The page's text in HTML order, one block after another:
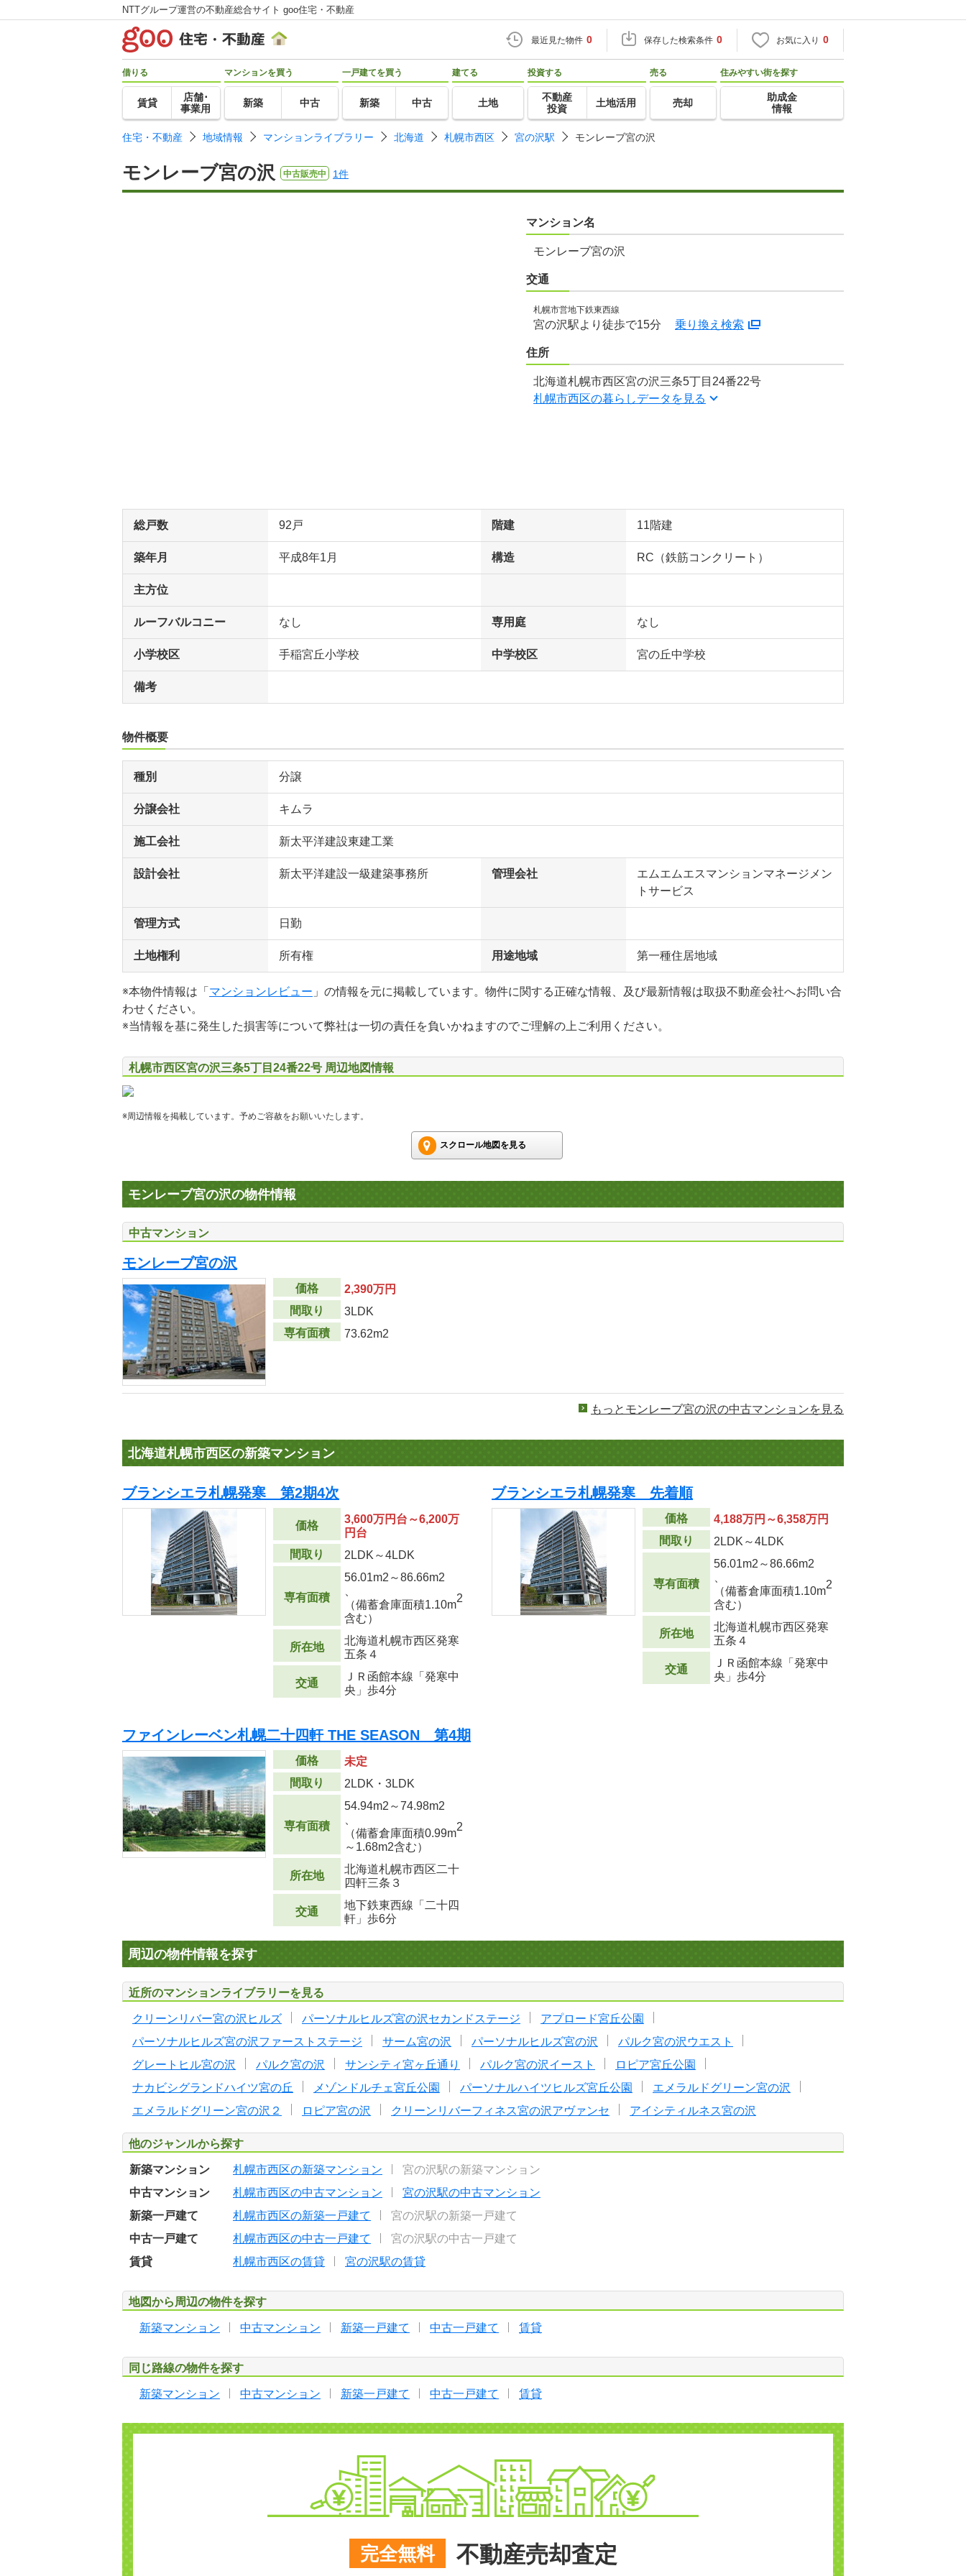
NTTグループ運営の不動産総合サイト goo住宅・不動産
最近見た物件 0 保存した検索条件 0 お気に入り 0
借りる
賃貸
店舗･
事業用
マンションを買う
新築 中古
一戸建てを買う
新築 中古
建てる
土地
投資する
不動産
投資
土地活用
売る
売却
住みやすい街を探す
助成金
情報
住宅・不動産 地域情報 マンションライブラリー 北海道 札幌市西区 宮の沢駅 モンレーブ宮の沢
モンレーブ宮の沢 中古販売中 1件
マンション名
モンレーブ宮の沢
交通
札幌市営地下鉄東西線
宮の沢駅より徒歩で15分 乗り換え検索
住所
北海道札幌市西区宮の沢三条5丁目24番22号
札幌市西区の暮らしデータを見る
総戸数 92戸 階建 11階建
築年月 平成8年1月 構造 RC（鉄筋コンクリート）
主方位
ルーフバルコニー なし 専用庭 なし
小学校区 手稲宮丘小学校 中学校区 宮の丘中学校
備考
物件概要
種別 分譲
分譲会社 キムラ
施工会社 新太平洋建設東建工業
設計会社 新太平洋建設一級建築事務所 管理会社
エムエムエスマンションマネージメン
トサービス
管理方式 日勤
土地権利 所有権 用途地域 第一種住居地域
※本物件情報は「 マンションレビュー 」の情報を元に掲載しています。物件に関する正確な情報、及び最新情報は取扱不動産会社へお問い合
わせください。
※当情報を基に発生した損害等について弊社は一切の責任を負いかねますのでご理解の上ご利用ください。
札幌市西区宮の沢三条5丁目24番22号 周辺地図情報
※周辺情報を掲載しています。予めご容赦をお願いいたします。
スクロール地図を見る
モンレーブ宮の沢の物件情報
中古マンション
モンレーブ宮の沢
価格
2,390万円
間取り
3LDK
専有面積
73.62m2
もっとモンレーブ宮の沢の中古マンションを見る
北海道札幌市西区の新築マンション
ブランシエラ札幌発寒 第2期4次
価格
3,600万円台～6,200万
円台
間取り
2LDK～4LDK
専有面積
56.01m2 ～86.66m2
（備蓄倉庫面積1.10m
2
含む）
所在地
北海道札幌市西区発寒
五条４
交通
ＪＲ函館本線「発寒中
央」歩4分
ブランシエラ札幌発寒 先着順
価格
4,188万円～6,358万円
間取り
2LDK～4LDK
専有面積
56.01m2 ～86.66m2
（備蓄倉庫面積1.10m
2
含む）
所在地
北海道札幌市西区発寒
五条４
交通
ＪＲ函館本線「発寒中
央」歩4分
ファインレーベン札幌二十四軒 THE SEASON 第4期
価格
未定
間取り
2LDK・3LDK
専有面積
54.94m2 ～74.98m2
（備蓄倉庫面積0.99m
2
～1.68m2含む）
所在地
北海道札幌市西区二十
四軒三条３
交通
地下鉄東西線「二十四
軒」歩6分
周辺の物件情報を探す
近所のマンションライブラリーを見る
クリーンリバー宮の沢ヒルズ パーソナルヒルズ宮の沢セカンドステージ
アプロード宮丘公園
パーソナルヒルズ宮の沢ファーストステージ
サーム宮の沢 パーソナルヒルズ宮の沢
パルク宮の沢ウエスト
グレートヒル宮の沢
パルク宮の沢 サンシティ宮ヶ丘通り パルク宮の沢イースト
ロピア宮丘公園
ナカビシグランドハイツ宮の丘
メゾンドルチェ宮丘公園 パーソナルハイツヒルズ宮丘公園
エメラルドグリーン宮の沢
エメラルドグリーン宮の沢２
ロピア宮の沢 クリーンリバーフィネス宮の沢アヴァンセ アイシティルネス宮の沢
他のジャンルから探す
新築マンション 札幌市西区の新築マンション
宮の沢駅の新築マンション
中古マンション
札幌市西区の中古マンション
宮の沢駅の中古マンション
新築一戸建て
札幌市西区の新築一戸建て
宮の沢駅の新築一戸建て
中古一戸建て
札幌市西区の中古一戸建て
宮の沢駅の中古一戸建て
賃貸
札幌市西区の賃貸 宮の沢駅の賃貸
地図から周辺の物件を探す
新築マンション 中古マンション 新築一戸建て 中古一戸建て 賃貸
同じ路線の物件を探す
新築マンション 中古マンション 新築一戸建て 中古一戸建て 賃貸
完全無料 不動産売却査定